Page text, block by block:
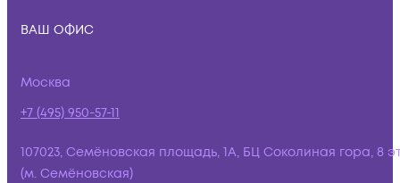
ВАШ ОФИС
Москва
+7 (495) 950-57-11
107023, Семёновская площадь, 1А, БЦ Соколиная гора, 8
(м. Семёновская)